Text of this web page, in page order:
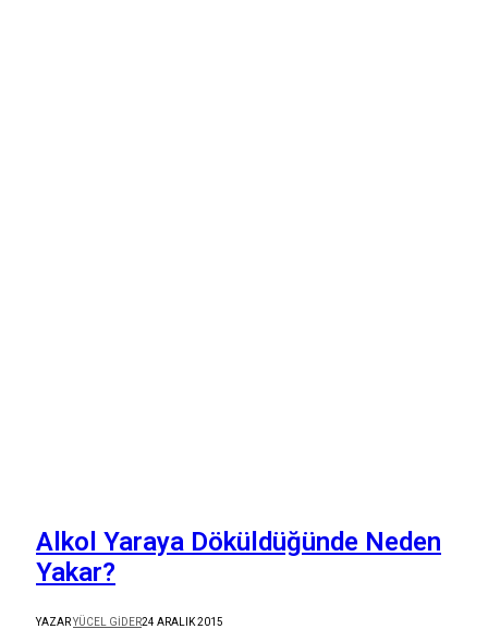
Alkol Yaraya Döküldüğünde Neden
Yakar?
YAZARYÜCEL GIDER24 ARALIK 2015